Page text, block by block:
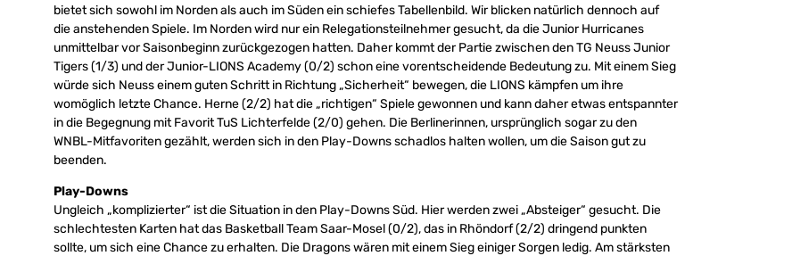
bietet sich sowohl im Norden als auch im Süden ein schiefes Tabellenbild. Wir blicken natürlich dennoch auf
die anstehenden Spiele. Im Norden wird nur ein Relegationsteilnehmer gesucht, da die Junior Hurricanes
unmittelbar vor Saisonbeginn zurückgezogen hatten. Daher kommt der Partie zwischen den TG Neuss Junior
Tigers (1/3) und der Junior-LIONS Academy (0/2) schon eine vorentscheidende Bedeutung zu. Mit einem Sieg
würde sich Neuss einem guten Schritt in Richtung „Sicherheit“ bewegen, die LIONS kämpfen um ihre
womöglich letzte Chance. Herne (2/2) hat die „richtigen“ Spiele gewonnen und kann daher etwas entspannter
in die Begegnung mit Favorit TuS Lichterfelde (2/0) gehen. Die Berlinerinnen, ursprünglich sogar zu den
WNBL-Mitfavoriten gezählt, werden sich in den Play-Downs schadlos halten wollen, um die Saison gut zu
beenden.
Play-Downs
Ungleich „komplizierter“ ist die Situation in den Play-Downs Süd. Hier werden zwei „Absteiger“ gesucht. Die
schlechtesten Karten hat das Basketball Team Saar-Mosel (0/2), das in Rhöndorf (2/2) dringend punkten
sollte, um sich eine Chance zu erhalten. Die Dragons wären mit einem Sieg einiger Sorgen ledig. Am stärksten